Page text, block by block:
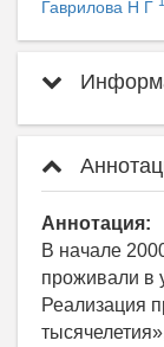
Гаврилова Н Г
Аннотация:
В начале
проживали в
Реализация